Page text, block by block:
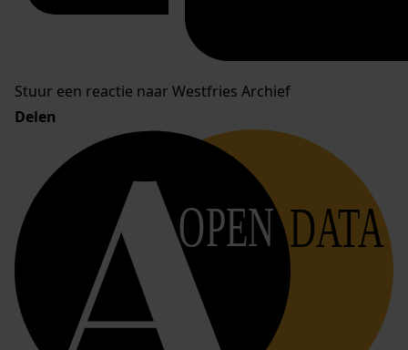
Stuur een reactie naar Westfries Archief
Delen
OPEN DATA